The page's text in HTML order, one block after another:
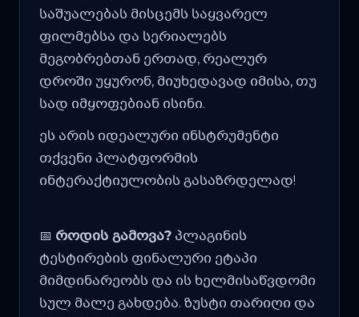
საშუალებას მისცემს საყვარელ
ფილმებსა და სერიალებს
მეგობრებთან ერთად, რეალურ
დროში უყურონ, მიუხედავად იმისა, თუ
სად იმყოფებიან ისინი.
ეს არის იდეალური ინსტრუმენტი
თქვენი პლატფორმის
ინტერაქტიულობის გასაზრდელად!
📅 როდის გამოვა? პლაგინის
ტესტირების ფინალური ეტაპი
მიმდინარეობს და ის ხელმისაწვდომი
სულ მალე გახდება. ზუსტი თარიღი და